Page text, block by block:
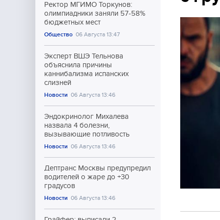
Ректор МГИМО Торкунов:
олимпиадники заняли 57-58%
бюджетных мест
Общество 06 Августа 13:47
Эксперт ВШЭ Тельнова
объяснила причины
каннибализма испанских
слизней
Новости 06 Августа 13:46
Эндокринолог Михалева
назвала 4 болезни,
вызывающие потливость
Новости 06 Августа 13:46
Дептранс Москвы предупредил
водителей о жаре до +30
градусов
Новости 06 Августа 13:46